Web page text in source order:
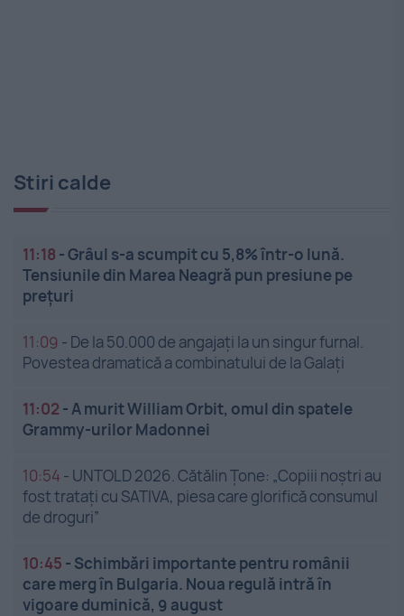
Stiri calde
11:18 -Grâul s-a scumpit cu 5,8% într-o lună.
Tensiunile din Marea Neagră pun presiune pe
prețuri
11:09 - De la 50.000 de angajați la un singur furnal.
Povestea dramatică a combinatului de la Galați
11:02 - A murit William Orbit, omul din spatele
Grammy-urilor Madonnei
10:54 - UNTOLD 2026. Cătălin Țone: „Copiii noștri au
fost tratați cu SATIVA, piesa care glorifică consumul
de droguri”
10:45 - Schimbări importante pentru românii
care merg în Bulgaria. Noua regulă intră în
vigoare duminică, 9 august